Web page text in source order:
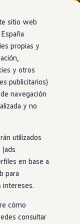
y ahorro
del
responde por ti e
mediante
evitar accidentes.
sitio web
propias y
y otros
publicitarios)
navegación
y no
utilizados
en base a
para
intereses.
cómo
consultar